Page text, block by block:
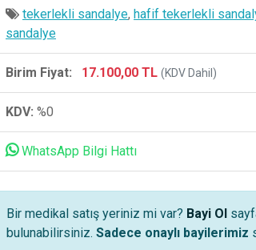
tekerlekli sandalye, hafif tekerlekli
sandalye
Birim Fiyat: 17.100,00 TL (KDV Dahil)
KDV: %0
WhatsApp Bilgi Hattı
Bir medikal satış yeriniz mi var? Bayi Ol
bulunabilirsiniz. Sadece onaylı bayilerimiz